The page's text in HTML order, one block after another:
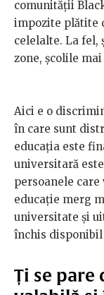
comunității
impozite plătite
celelalte. La fel,
zone, școlile
Aici e o
în care sunt
educația este
universitară
persoanele
educație merg
universitate și
închis
Ți se pare